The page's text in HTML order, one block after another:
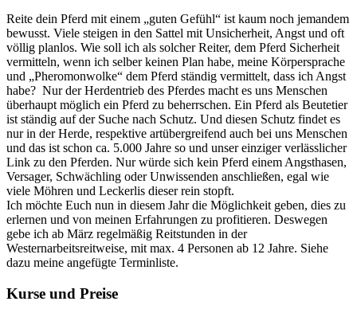
Reite dein Pferd mit einem „guten Gefühl“ ist kaum noch jemandem
bewusst. Viele steigen in den Sattel mit Unsicherheit, Angst und oft
völlig planlos. Wie soll ich als solcher Reiter, dem Pferd Sicherheit
vermitteln, wenn ich selber keinen Plan habe, meine Körpersprache
und „Pheromonwolke“ dem Pferd ständig vermittelt, dass ich Angst
habe? Nur der Herdentrieb des Pferdes macht es uns Menschen
überhaupt möglich ein Pferd zu beherrschen. Ein Pferd als Beutetier
ist ständig auf der Suche nach Schutz. Und diesen Schutz findet es
nur in der Herde, respektive artübergreifend auch bei uns Menschen
und das ist schon ca. 5.000 Jahre so und unser einziger verlässlicher
Link zu den Pferden. Nur würde sich kein Pferd einem Angsthasen,
Versager, Schwächling oder Unwissenden anschließen, egal wie
viele Möhren und Leckerlis dieser rein stopft.
Ich möchte Euch nun in diesem Jahr die Möglichkeit geben, dies zu
erlernen und von meinen Erfahrungen zu profitieren. Deswegen
gebe ich ab März regelmäßig Reitstunden in der
Westernarbeitsreitweise, mit max. 4 Personen ab 12 Jahre. Siehe
dazu meine angefügte Terminliste.
Kurse und Preise